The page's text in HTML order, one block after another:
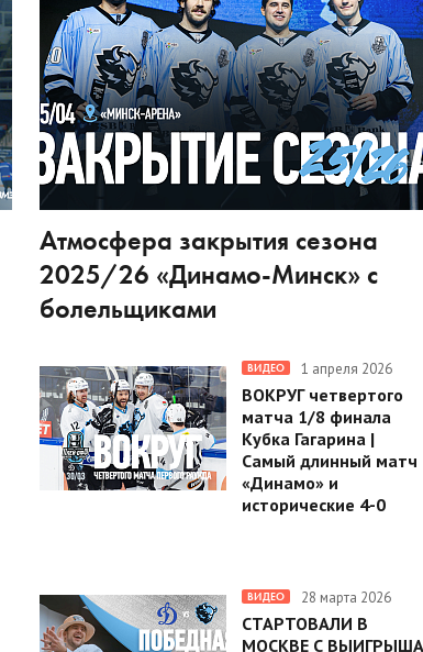
Атмосфера закрытия сезона
2025/26 «Динамо-Минск» с
болельщиками
ВИДЕО 1 апреля 2026
ВОКРУГ четвертого
матча 1/8 финала
Кубка Гагарина |
Самый длинный матч
«Динамо» и
исторические 4-0
ВИДЕО 28 марта 2026
СТАРТОВАЛИ В
МОСКВЕ С